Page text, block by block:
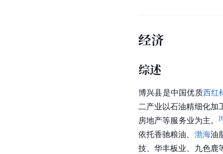
经济
综述
博兴县是中国优质西红
二产业以石油精细化加
房地产等服务业为主。
[
依托香驰粮油、 渤海油
技、华丰板业、九色鹿